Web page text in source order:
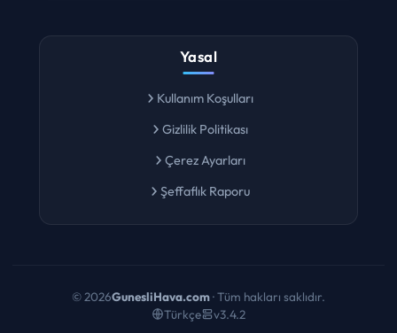
Yasal
GunesliHava.com· Tüm hakları saklıdır.